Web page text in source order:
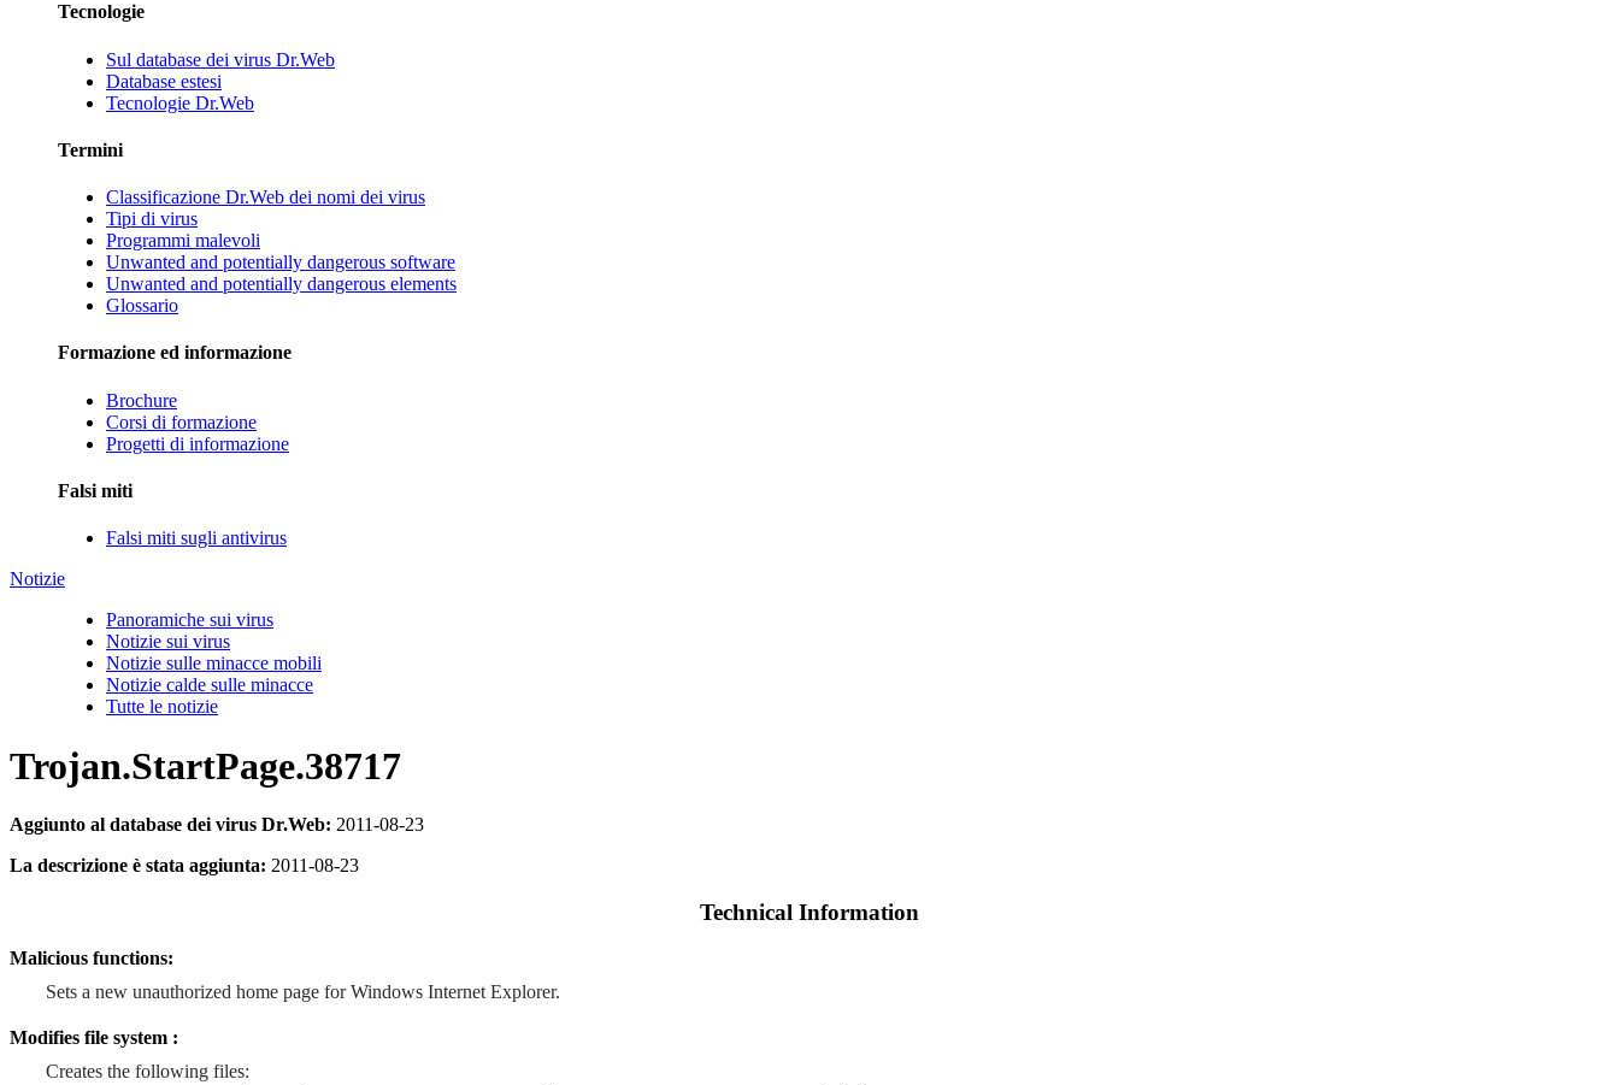
Tecnologie
Sul database dei virus Dr.Web
Database estesi
Tecnologie Dr.Web
Termini
Classificazione Dr.Web dei nomi dei virus
Tipi di virus
Programmi malevoli
Unwanted and potentially dangerous software
Unwanted and potentially dangerous elements
Glossario
Formazione ed informazione
Brochure
Corsi di formazione
Progetti di informazione
Falsi miti
Falsi miti sugli antivirus
Notizie
Panoramiche sui virus
Notizie sui virus
Notizie sulle minacce mobili
Notizie calde sulle minacce
Tutte le notizie
Trojan.StartPage.38717
Aggiunto al database dei virus Dr.Web: 2011-08-23
La descrizione è stata aggiunta: 2011-08-23
Technical Information
Malicious functions:
Sets a new unauthorized home page for Windows Internet Explorer.
Modifies file system :
Creates the following files: